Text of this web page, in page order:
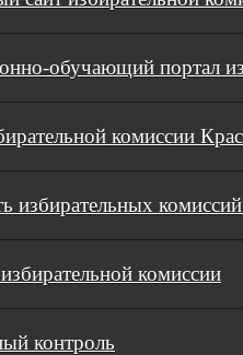
обучающий портал
комиссии
избирательных
комиссии
контроль